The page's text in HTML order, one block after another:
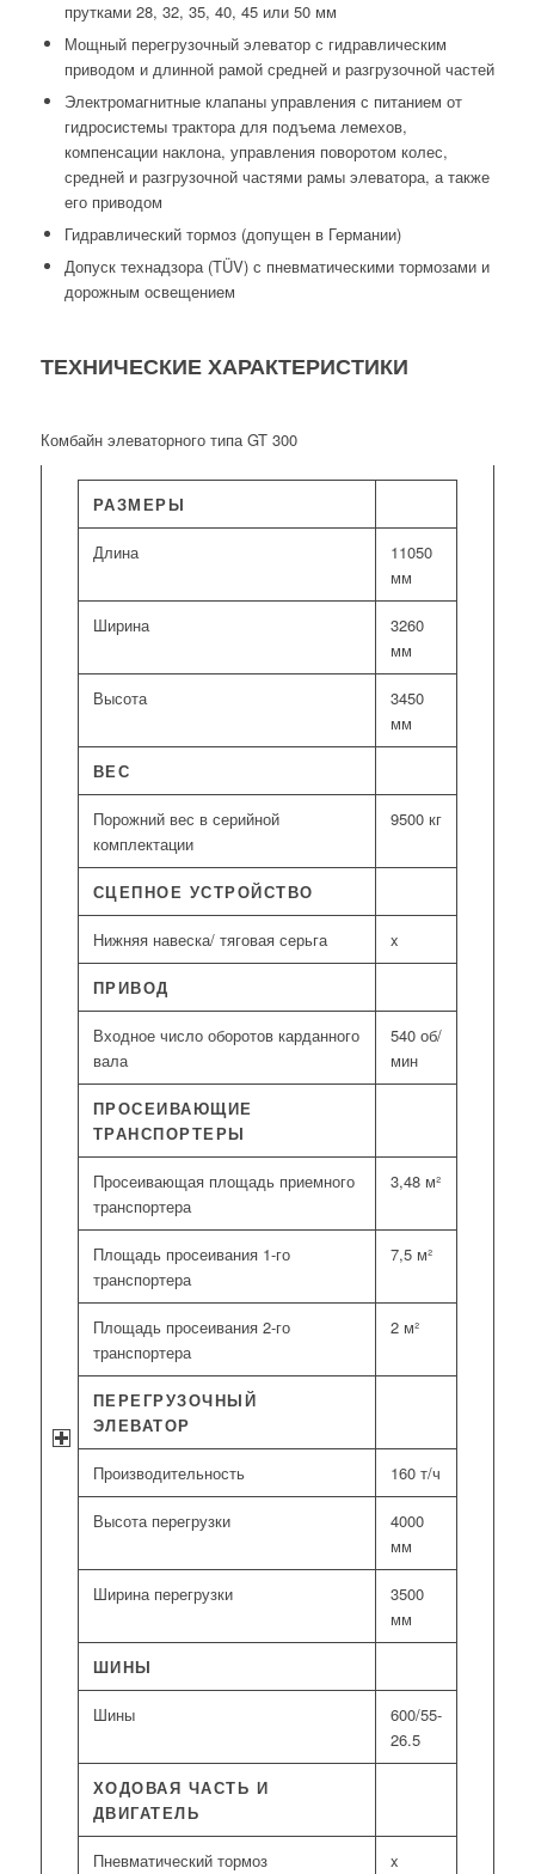
прутками 28, 32, 35, 40, 45 или 50 мм
Мощный перегрузочный элеватор с гидравлическим
приводом и длинной рамой средней и разгрузочной частей
Электромагнитные клапаны управления с питанием от
гидросистемы трактора для подъема лемехов,
компенсации наклона, управления поворотом колес,
средней и разгрузочной частями рамы элеватора, а также
его приводом
Гидравлический тормоз (допущен в Германии)
Допуск технадзора (TÜV) с пневматическими тормозами и
дорожным освещением
ТЕХНИЧЕСКИЕ ХАРАКТЕРИСТИКИ
Комбайн элеваторного типа GT 300
РАЗМЕРЫ
Длина
11050
мм
Ширина
3260
мм
Высота
3450
мм
ВЕС
Порожний вес в серийной
комплектации
9500 кг
СЦЕПНОЕ УСТРОЙСТВО
Нижняя навеска/ тяговая серьга x
ПРИВОД
Входное число оборотов карданного
вала
540 об/
мин
ПРОСЕИВАЮЩИЕ
ТРАНСПОРТЕРЫ
Просеивающая площадь приемного
транспортера
3,48 м²
Площадь просеивания 1-го
транспортера
7,5 м²
Площадь просеивания 2-го
транспортера
2 м²
ПЕРЕГРУЗОЧНЫЙ
ЭЛЕВАТОР
Производительность 160 т/ч
Высота перегрузки
4000
мм
Ширина перегрузки
3500
мм
ШИНЫ
Шины
600/55-
26.5
ХОДОВАЯ ЧАСТЬ И
ДВИГАТЕЛЬ
Пневматический тормоз x